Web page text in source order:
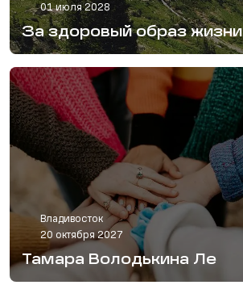
01 июля 2028
За здоровый образ жизни
Владивосток
20 октября 2027
Тамара Володькина Ле